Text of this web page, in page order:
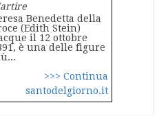
Benedetta della
(Edith Stein)
il 12 ottobre
è una delle figure
>>> Continua
santodelgiorno.it